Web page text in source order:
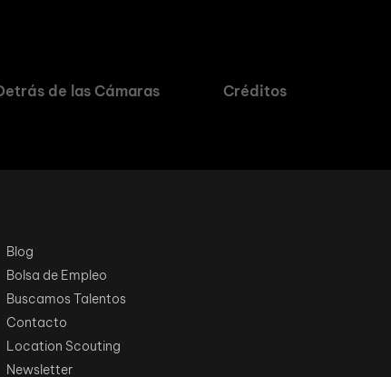
de las Cámaras Créditos
Blog
Bolsa de Empleo
Buscamos Talentos
Contacto
Location Scouting
Newsletter